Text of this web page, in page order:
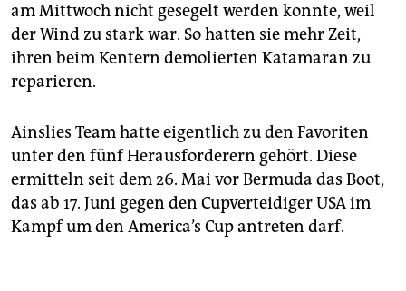
am Mittwoch nicht gesegelt werden konnte, weil
der Wind zu stark war. So hatten sie mehr Zeit,
ihren beim Kentern demolierten Katamaran zu
reparieren.
Ainslies Team hatte eigentlich zu den Favoriten
unter den fünf Herausforderern gehört. Diese
ermitteln seit dem 26. Mai vor Bermuda das Boot,
das ab 17. Juni gegen den Cupverteidiger USA im
Kampf um den America’s Cup antreten darf.